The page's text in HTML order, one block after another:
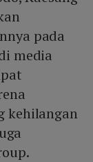
pada
media
kehilangan